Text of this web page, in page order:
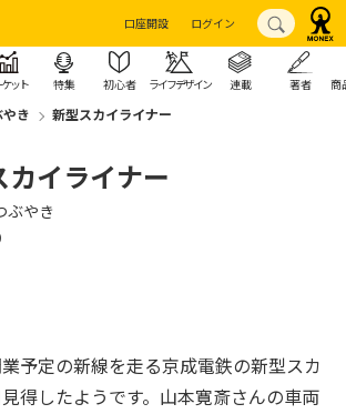
口座開設 ログイン
ット 特集 初心者 ライフデザイン 連載 著者 商
き 新型スカイライナー
カイライナー
ぶやき
予定の新線を走る京成電鉄の新型スカ
得したようです。山本寛斎さんの車両